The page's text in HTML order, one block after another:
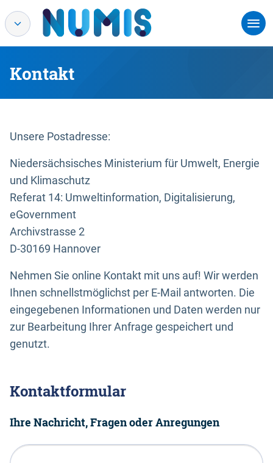
Kontakt
Unsere Postadresse:
Niedersächsisches Ministerium für Umwelt, Energie
und Klimaschutz
Referat 14: Umweltinformation, Digitalisierung,
eGovernment
Archivstrasse 2
D-30169 Hannover
Nehmen Sie online Kontakt mit uns auf! Wir werden
Ihnen schnellstmöglichst per E-Mail antworten. Die
eingegebenen Informationen und Daten werden nur
zur Bearbeitung Ihrer Anfrage gespeichert und
genutzt.
Kontaktformular
Ihre Nachricht, Fragen oder Anregungen